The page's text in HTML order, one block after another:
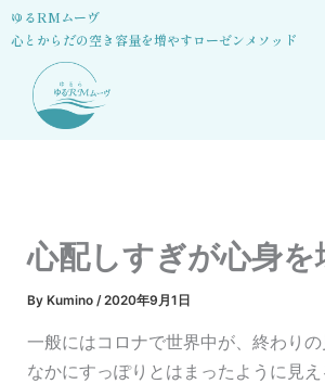
内
容
ゆるRMムーヴ
心とからだの空き容量を増やすローゼンメソッド
心配しすぎが心身を
ByKumino /2020年9月1日
一般にはコロナで世界中が、終わり
なかにすっぽりとはまったように見